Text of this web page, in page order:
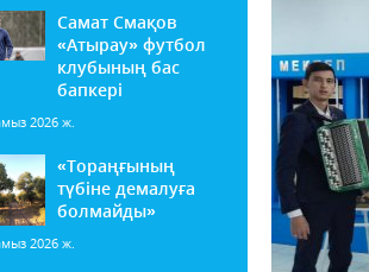
Самат Смақов
«Атырау» футбол
клубының бас
бапкері
2026 ж.
«Тораңғының
түбіне демалуға
болмайды»
2026 ж.